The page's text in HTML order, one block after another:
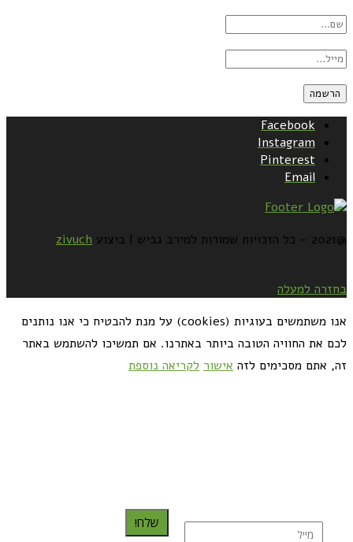
Facebook
Instagram
Pinterest
Email
@2021 - כל הזכויות שמורות למירב גביש | ביצוע zivuch
בחזרה למעלה
אנו משתמשים בעוגיות (cookies) על מנת להבטיח כי אנו נותנים
לכם את החוויה הטובה ביותר באתרנו. אם תמשיכו להשתמש באתר
זה, אתם מסכימים לזה אישור לקריאה נוספת
שלח!